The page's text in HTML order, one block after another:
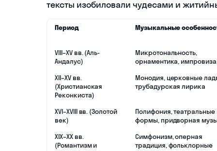
тексты изобиловали чудесами и
Период Музыкальные
VIII–XV вв. (Аль-
Андалус)
Микротональность,
орнаментика,
XII–XV вв.
(Христианская
Реконкиста)
Монодия, церковные
трубадурская лирика
XVI–XVIII вв. (Золотой
век)
Полифония, театральные
формы, придворная
XIX–XX вв.
(Романтизм и
Симфонизм, оперная
традиция, фольклорные